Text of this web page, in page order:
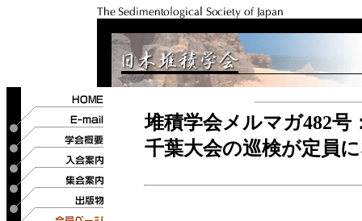
堆積学会メルマガ482号
千葉大会の巡検が定員